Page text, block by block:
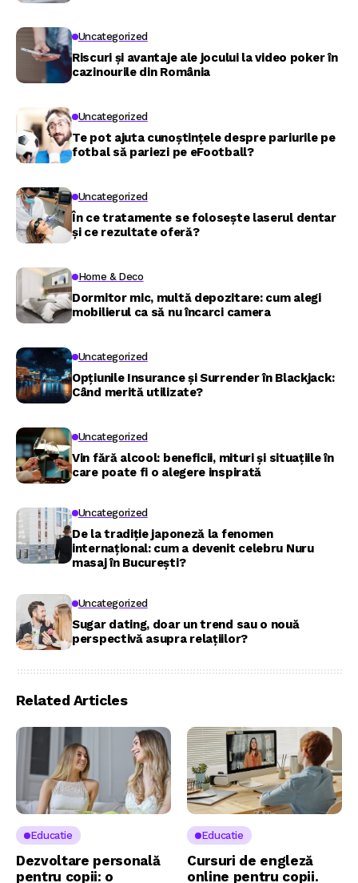
Uncategorized
Riscuri și avantaje ale jocului la video poker în
cazinourile din România
Uncategorized
Te pot ajuta cunoștințele despre pariurile pe
fotbal să pariezi pe eFootball?
Uncategorized
În ce tratamente se folosește laserul dentar
și ce rezultate oferă?
Home & Deco
Dormitor mic, multă depozitare: cum alegi
mobilierul ca să nu încarci camera
Uncategorized
Opțiunile Insurance și Surrender în Blackjack:
Când merită utilizate?
Uncategorized
Vin fără alcool: beneficii, mituri și situațiile în
care poate fi o alegere inspirată
Uncategorized
De la tradiție japoneză la fenomen
internațional: cum a devenit celebru Nuru
masaj în București?
Uncategorized
Sugar dating, doar un trend sau o nouă
perspectivă asupra relațiilor?
Related Articles
Educatie
Dezvoltare personală
pentru copii: o
Educatie
Cursuri de engleză
online pentru copii.